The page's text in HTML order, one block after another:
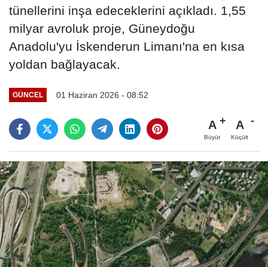
tünellerini inşa edeceklerini açıkladı. 1,55
milyar avroluk proje, Güneydoğu
Anadolu'yu İskenderun Limanı'na en kısa
yoldan bağlayacak.
GÜNCEL 01 Haziran 2026 - 08:52
A
Büyüt
A
Küçült